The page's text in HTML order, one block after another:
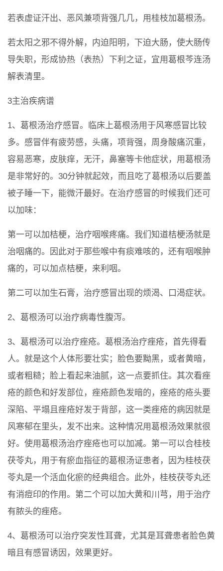
若表虚证汗出、恶风兼项背强几几，用桂枝加葛根汤。
若太阳之邪不得外解，内迫阳明，下迫大肠，使大肠传
导失职，形成协热（表热）下利之证，宜用葛根芩连汤
解表清里。
3主治疾病谱
1、葛根汤治疗感冒。临床上葛根汤用于风寒感冒比较
多。感冒伴有疲劳感，头痛，项背强，周身酸痛沉重，
容易恶寒，皮肤痒，无汗，鼻塞等卡他症状，用葛根汤
是非常好的。30分钟就起效，而且吃了葛根汤以后要盖
被子睡一下，能微汗最好。在治疗感冒的时候我们还可
以加味：
第一可以加桔梗，治疗咽喉疼痛。我们知道桔梗汤就是
治咽痛的。因此对于那些喉中有痰难咳的，还有咽喉肿
痛的，可以加点桔梗，来利咽。
第二可以加生石膏，治疗感冒出现的烦渴、口渴症状。
2、葛根汤可以治疗病毒性腹泻。
3、葛根汤可以治疗痤疮。葛根汤治疗痤疮，首先得看
人。就是这个人体形要壮实；脸色要黝黑，或者黄暗，
或者粗糙；脸上看起来油腻，这一点要抓住。其次看痤
疮的颜色和好发部位，痤疮颜色发暗的，痤疮的疮头要
深陷、平塌且痤疮好发于背部，这一类痤疮的病因就是
风寒郁在里头，发不出来。这种情况用葛根汤效果就很
好。使用葛根汤治疗痤疮也可以加减。第一可以合桂枝
茯苓丸，用于有瘀血指征的葛根汤证患者，因为桂枝茯
苓丸是一个活血化瘀的经典组合。此外，桂枝茯苓丸还
有消痘印的作用。第二个可以加大黄和川芎，用于治疗
有脓头的痤疮。
4、葛根汤可以治疗突发性耳聋，尤其是耳聋患者脸色黄
暗且有感冒诱因，效果更好。